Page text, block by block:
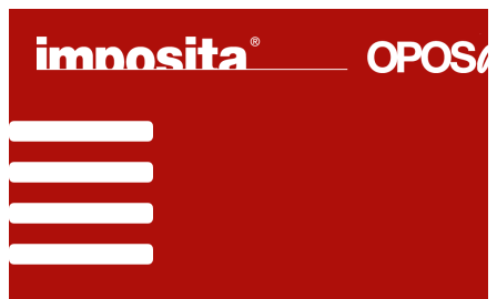
contingut
Main
Menu